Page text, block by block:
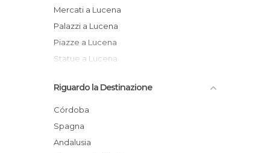
Mercati a Lucena
Palazzi a Lucena
Piazze a Lucena
Statue a Lucena
Riguardo la Destinazione
Córdoba
Spagna
Andalusia